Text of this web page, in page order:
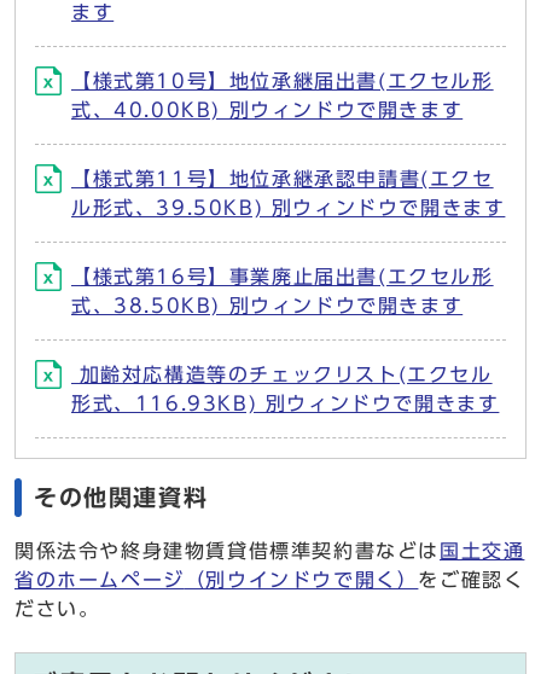
ます
【様式第10号】地位承継届出書(エクセル形
式、40.00KB) 別ウィンドウで開きます
【様式第11号】地位承継承認申請書(エクセ
ル形式、39.50KB) 別ウィンドウで開きます
【様式第16号】事業廃止届出書(エクセル形
式、38.50KB) 別ウィンドウで開きます
加齢対応構造等のチェックリスト(エクセル
形式、116.93KB) 別ウィンドウで開きます
その他関連資料
関係法令や終身建物賃貸借標準契約書などは 国土交通
省のホームページ
（別ウインドウで開く） をご確認く
ださい。